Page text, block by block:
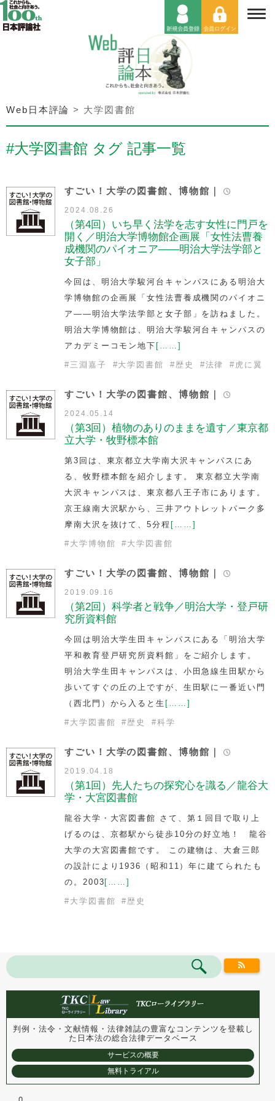
Web日本評論 > 大学図書館
#大学図書館 タグ 記事一覧
すごい！大学の図書館、博物館｜
2024.08.26
（第4回）いち早く法学を志す女性に門戸を
開く／明治大学博物館企画展「女性法曹養
成機関のパイオニア――明治大学法学部と
女子部」
今回は、明治大学駿河台キャンパスにある明治大
学博物館の企画展「女性法曹養成機関のパイオニ
ア――明治大学法学部と女子部」を訪ねました。
明治大学博物館は、明治大学駿河台キャンパスの
アカデミーコモン地下 [……]
# 三淵嘉子 #大学図書館 # 歴史 #法律 # 虎に翼
すごい！大学の図書館、博物館｜
2024.05.14
（第3回）植物のありのままを遺す／東京都
立大学・牧野標本館
第3回は、東京都立大学南大沢キャンパスにあ
る、牧野標本館を紹介します。 東京都立大学南
大沢キャンパスは、東京都八王子市にあります。
京王線南大沢駅から、三井アウトレットパーク多
摩南大沢を抜けて、5分程 [……]
# 大学博物館 # 大学図書館
すごい！大学の図書館、博物館｜
2019.09.16
（第2回）科学者と戦争／明治大学・登戸研
究所資料館
今回は明治大学生田キャンパスにある「明治大学
平和教育登戸研究所資料館」をご紹介します。
明治大学生田キャンパスは、小田急線生田駅から
歩いてすぐの丘の上ですが、生田駅に一番近い門
（西北門）から入ると生 [……]
# 大学図書館 # 歴史 #科学
すごい！大学の図書館、博物館｜
2019.04.18
（第1回）先人たちの探究心を識る／龍谷大
学・大宮図書館
龍谷大学・大宮図書館 さて、第１回目で取り上
げるのは、京都駅から徒歩10分の好立地！ 龍谷
大学の大宮図書館です。 この建物は、大倉三郎
の設計により1936（昭和11）年に建てられたも
の。2003[……]
# 大学図書館 # 歴史
判例・法令・文献情報・法律雑誌の豊富なコンテンツを登載し
た 日本法の総合法律データベース
サービスの概要
無料トライアル